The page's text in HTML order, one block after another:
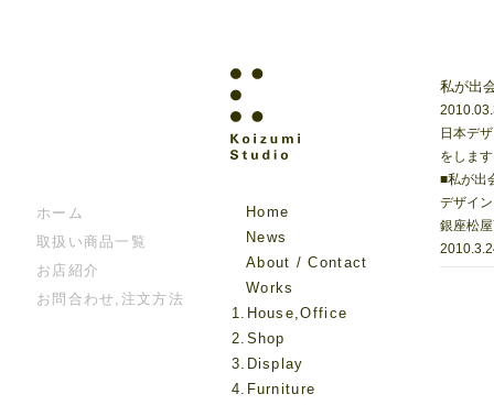
Home
News
About / Contact
Works
1.House,Office
2.Shop
3.Display
4.Furniture
ホーム
取扱い商品一覧
お店紹介
お問合わせ,注文方法
私が出
日本デ
をしま
■私が出
デザイ
銀座松